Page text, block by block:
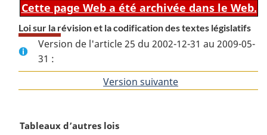
Cette page Web a été archivée dans le Web.
Loi sur la révision et la codification des textes législatifs
Version de l'article 25 du 2002-12-31 au 2009-05-
31 :
Version suivante
N
Tableaux d’autres lois